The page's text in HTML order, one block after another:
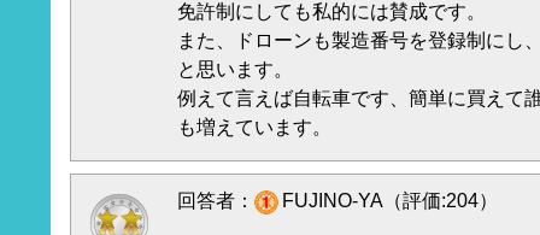
免許制にしても私的には賛成です。
また、ドローンも製造番号を登録制にし
と思います。
例えて言えば自転車です、簡単に買えて
も増えています。
回答者： FUJINO-YA（評価:204）